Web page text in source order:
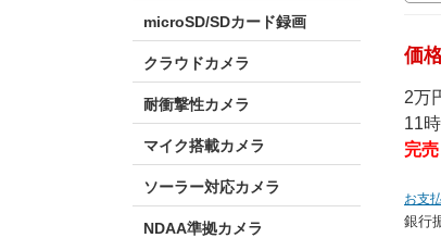
microSD/SDカード録画
クラウドカメラ
耐衝撃性カメラ
マイク搭載カメラ
ソーラー対応カメラ
NDAA準拠カメラ
価
2万
11
完売
お支
銀行